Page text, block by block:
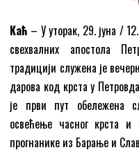
Каћ – У уторак, 29. јуна /
свехвалних апостола
традицији служена је
дарова код крста у
је први пут обележена
освећење часног крста
прогнанике из Барање и